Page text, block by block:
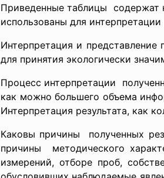
Приведенные таблицы содержат
использованы для интерпретации
Интерпретация и
для принятия экологически
Процесс интерпретации
как можно большего объема
Интерпретация результата, как
Каковы причины полученных
причины методического
измерений, отборе проб,